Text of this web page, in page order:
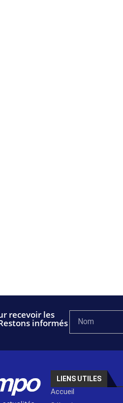
recevoir les
informés
LIENS UTILES
Accueil